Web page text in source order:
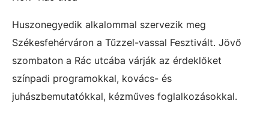
Huszonegyedik alkalommal szervezik meg
Székesfehérváron a Tűzzel-vassal Fesztivált. Jövő
szombaton a Rác utcába várják az érdeklőket
színpadi programokkal, kovács- és
juhászbemutatókkal, kézműves foglalkozásokkal.